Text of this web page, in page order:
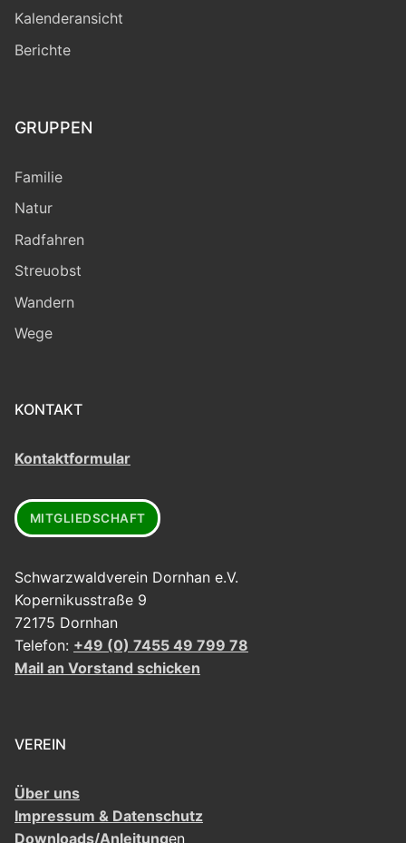
Kalenderansicht
Berichte
GRUPPEN
Familie
Natur
Radfahren
Streuobst
Wandern
Wege
KONTAKT
Kontaktformular
MITGLIEDSCHAFT
Schwarzwaldverein Dornhan e.V.
Kopernikusstraße 9
72175 Dornhan
Telefon: +49 (0) 7455 49 799 78
Mail an Vorstand schicken
VEREIN
Über uns
Impressum & Datenschutz
Downloads/Anleitungen